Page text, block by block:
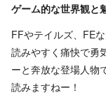
ゲーム的な世界観と
FFやテイルズ、FE
読みやすく痛快で勇
ーと奔放な登場人物
読みますねー！